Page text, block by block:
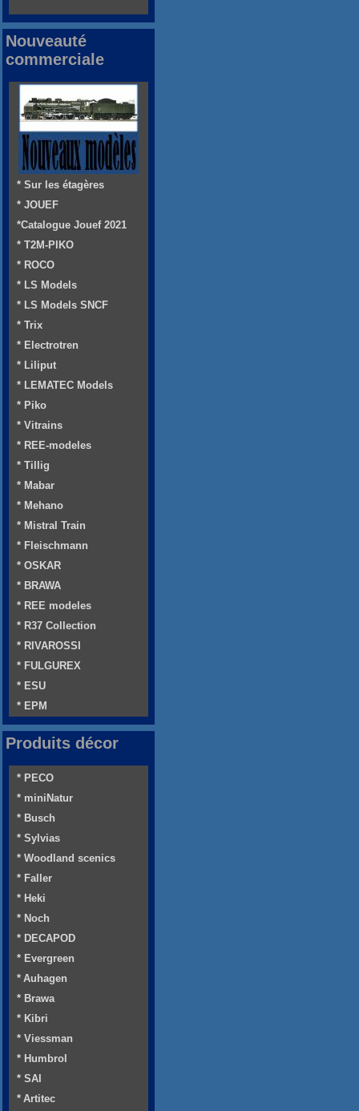
Nouveauté
commerciale
* Sur les étagères
* JOUEF
*Catalogue Jouef 2021
* T2M-PIKO
* ROCO
* LS Models
* LS Models SNCF
* Trix
* Electrotren
* Liliput
* LEMATEC Models
* Piko
* Vitrains
* REE-modeles
* Tillig
* Mabar
* Mehano
* Mistral Train
* Fleischmann
* OSKAR
* BRAWA
* REE modeles
* R37 Collection
* RIVAROSSI
* FULGUREX
* ESU
* EPM
Produits décor
* PECO
* miniNatur
* Busch
* Sylvias
* Woodland scenics
* Faller
* Heki
* Noch
* DECAPOD
* Evergreen
* Auhagen
* Brawa
* Kibri
* Viessman
* Humbrol
* SAI
* Artitec